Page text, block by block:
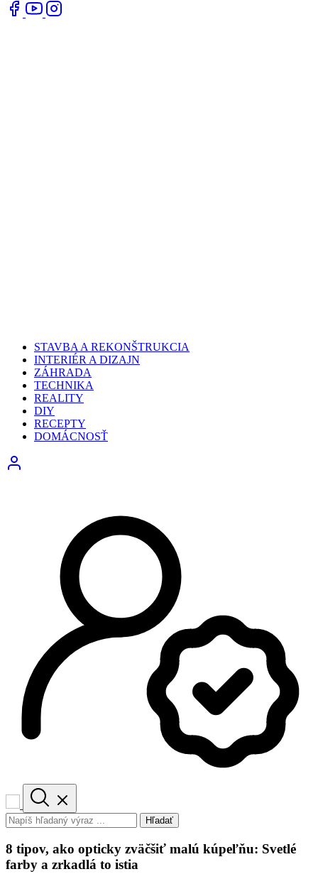
STAVBA A REKONŠTRUKCIA
INTERIÉR A DIZAJN
ZÁHRADA
TECHNIKA
REALITY
DIY
RECEPTY
DOMÁCNOSŤ
Hľadať
8 tipov, ako opticky zväčšiť malú kúpeľňu: Svetlé
farby a zrkadlá to istia